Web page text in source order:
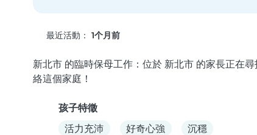
最近活動： 1个月前
新北市 的臨時保母工作：位於 新北市 的家長正在
絡這個家庭！
孩子特徵
活力充沛
好奇心強 沉穩